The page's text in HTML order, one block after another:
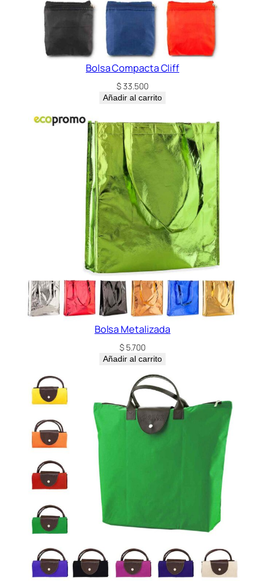
Bolsa Compacta Cliff
$33.500
Añadir al carrito
Bolsa Metalizada
$5.700
Añadir al carrito